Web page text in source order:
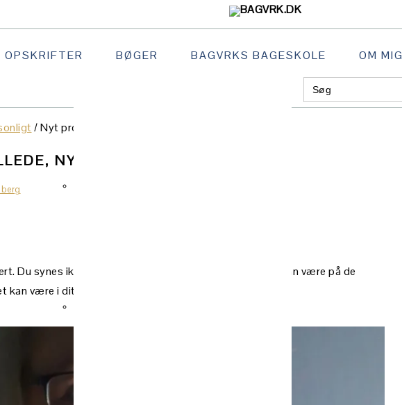
OPSKRIFTER BØGER BAGVRKS BAGESKOLE OM MIG
MENU:
SOCIAL
Search
for:
/Nyt profilbillede, nyt år – samme blog
NYT ÅR – SAMME BLOG
Du synes ikke længere, dit profilbillede ligner dig. Det kan være på de
kan være i dit kørekort eller pas.